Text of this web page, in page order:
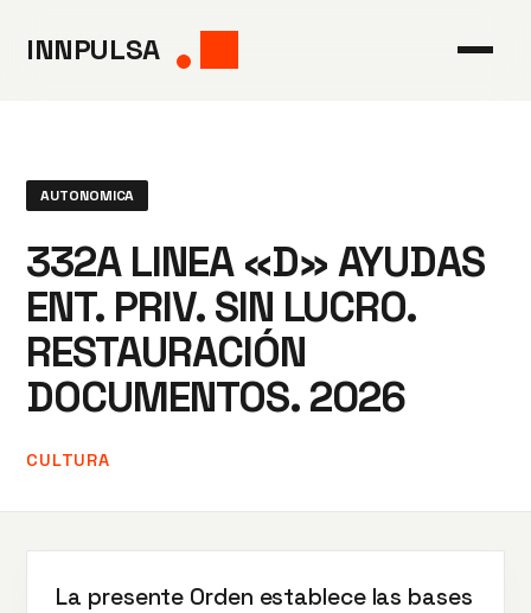
INNPULSA
AUTONOMICA
332A LINEA «D» AYUDAS
ENT. PRIV. SIN LUCRO.
RESTAURACIÓN
DOCUMENTOS. 2026
CULTURA
La presente Orden establece las bases